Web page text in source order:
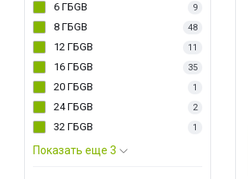
6 ГБGB 9
8 ГБGB 48
12 ГБGB 11
16 ГБGB 35
20 ГБGB 1
24 ГБGB 2
32 ГБGB 1
Показать еще 3